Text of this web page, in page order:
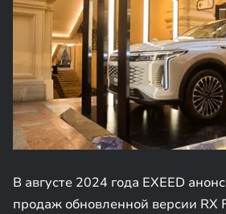
В августе 2024 года EXEED
продаж обновленной версии RX